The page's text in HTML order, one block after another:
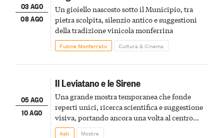
03 AGO
08 AGO
Un gioiello nascosto sotto il Municipio, tra
pietra scolpita, silenzio antico e suggestioni
della tradizione vinicola monferrina
Fubine Monferrato Cultura & Cinema
05 AGO
10 AGO
Il Leviatano e le Sirene
Una grande mostra temporanea che fonde
reperti unici, ricerca scientifica e suggestione
visiva, portando ancora una volta al centro
della scena le meraviglie del passato astigiano
Asti Mostre